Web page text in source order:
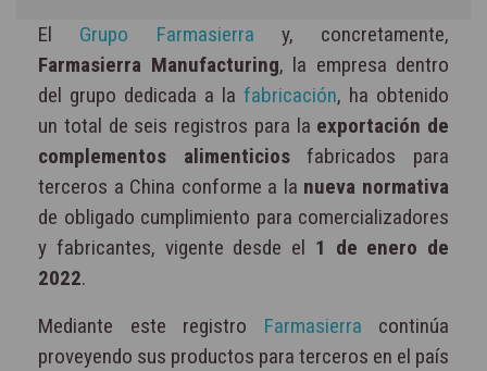
El Grupo Farmasierra y, concretamente,
Farmasierra Manufacturing, la empresa dentro
del grupo dedicada a la fabricación, ha obtenido
un total de seis registros para la exportación de
complementos alimenticiosfabricados para
terceros a China conforme a la nueva normativa
de obligado cumplimiento para comercializadores
y fabricantes, vigente desde el 1 de enero de
2022.
Mediante este registro Farmasierra continúa
proveyendo sus productos para terceros en el país